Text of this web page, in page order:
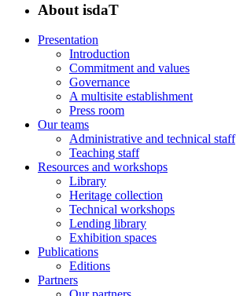
About isdaT
Presentation
Introduction
Commitment and values
Governance
A multisite establishment
Press room
Our teams
Administrative and technical staff
Teaching staff
Resources and workshops
Library
Heritage collection
Technical workshops
Lending library
Exhibition spaces
Publications
Editions
Partners